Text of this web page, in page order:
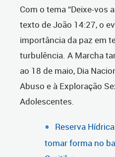
Com o tema “Deixe-vos
texto de João 14:27, o
importância da paz em
turbulência. A Marcha
ao 18 de maio, Dia
Abuso e à Exploração
Adolescentes.
Reserva
tomar forma no